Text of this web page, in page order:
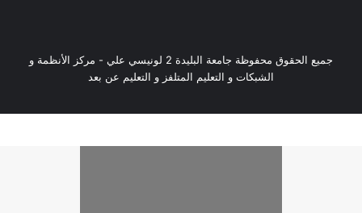
جميع الحقوق محفوظة جامعة البليدة 2 لونيسي علي - مركز الأنظمة و
الشبكات و التعليم المتلفز و التعليم عن بعد